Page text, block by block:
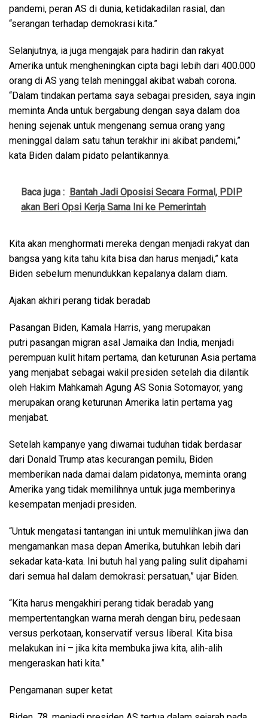
pandemi, peran AS di dunia, ketidakadilan rasial, dan
“serangan terhadap demokrasi kita.”
Selanjutnya, ia juga mengajak para hadirin dan rakyat
Amerika untuk mengheningkan cipta bagi lebih dari 400.000
orang di AS yang telah meninggal akibat wabah corona.
“Dalam tindakan pertama saya sebagai presiden, saya ingin
meminta Anda untuk bergabung dengan saya dalam doa
hening sejenak untuk mengenang semua orang yang
meninggal dalam satu tahun terakhir ini akibat pandemi,”
kata Biden dalam pidato pelantikannya.
Baca juga : Bantah Jadi Oposisi Secara Formal, PDIP
akan Beri Opsi Kerja Sama Ini ke Pemerintah
Kita akan menghormati mereka dengan menjadi rakyat dan
bangsa yang kita tahu kita bisa dan harus menjadi,” kata
Biden sebelum menundukkan kepalanya dalam diam.
Ajakan akhiri perang tidak beradab
Pasangan Biden, Kamala Harris, yang merupakan
putri pasangan migran asal Jamaika dan India, menjadi
perempuan kulit hitam pertama, dan keturunan Asia pertama
yang menjabat sebagai wakil presiden setelah dia dilantik
oleh Hakim Mahkamah Agung AS Sonia Sotomayor, yang
merupakan orang keturunan Amerika latin pertama yag
menjabat.
Setelah kampanye yang diwarnai tuduhan tidak berdasar
dari Donald Trump atas kecurangan pemilu, Biden
memberikan nada damai dalam pidatonya, meminta orang
Amerika yang tidak memilihnya untuk juga memberinya
kesempatan menjadi presiden.
“Untuk mengatasi tantangan ini untuk memulihkan jiwa dan
mengamankan masa depan Amerika, butuhkan lebih dari
sekadar kata-kata. Ini butuh hal yang paling sulit dipahami
dari semua hal dalam demokrasi: persatuan,” ujar Biden.
“Kita harus mengakhiri perang tidak beradab yang
mempertentangkan warna merah dengan biru, pedesaan
versus perkotaan, konservatif versus liberal. Kita bisa
melakukan ini – jika kita membuka jiwa kita, alih-alih
mengeraskan hati kita.”
Pengamanan super ketat